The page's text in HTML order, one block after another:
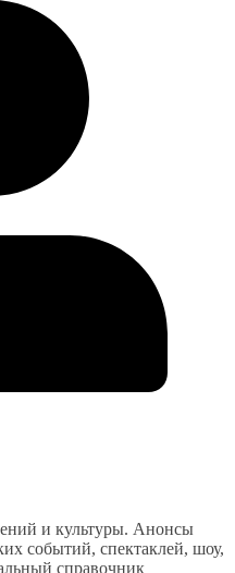
и культуры. Анонсы
событий, спектаклей, шоу,
справочник